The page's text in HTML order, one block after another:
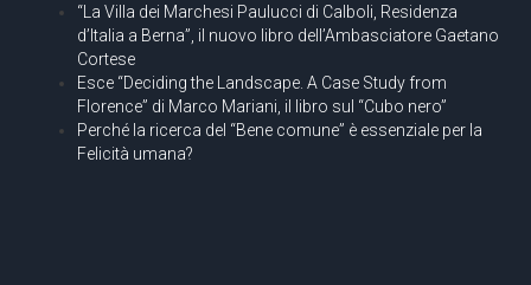
“La Villa dei Marchesi Paulucci di Calboli, Residenza
d’Italia a Berna”, il nuovo libro dell’Ambasciatore Gaetano
Cortese
Esce “Deciding the Landscape. A Case Study from
Florence” di Marco Mariani, il libro sul “Cubo nero”
Perché la ricerca del “Bene comune” è essenziale per la
Felicità umana?